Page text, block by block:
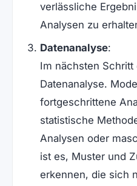
verlässliche
Analysen zu
Datenanalyse:
Im nächsten
Datenanalyse.
fortgeschrittene
statistische
Analysen oder
ist es, Muster und
erkennen, die sich